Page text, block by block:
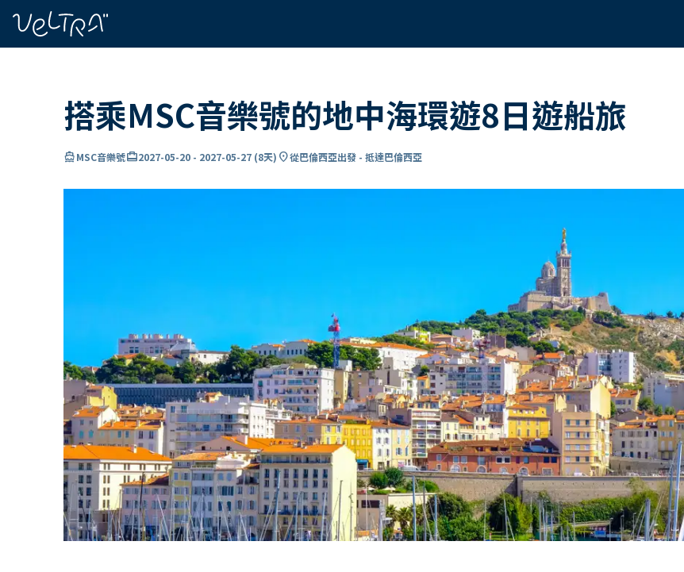
搭乘MSC音樂號的地中海環遊8日遊船旅
directions_boatMSC音樂號card_travel2027-05-20 - 2027-05-27 (8天) location_on從巴倫西亞出發 - 抵達巴倫西亞